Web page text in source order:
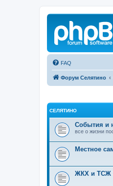
FAQ
Форум Селятино
СЕЛЯТИНО
События и
все о жизни
Местное
ЖКХ и ТСЖ